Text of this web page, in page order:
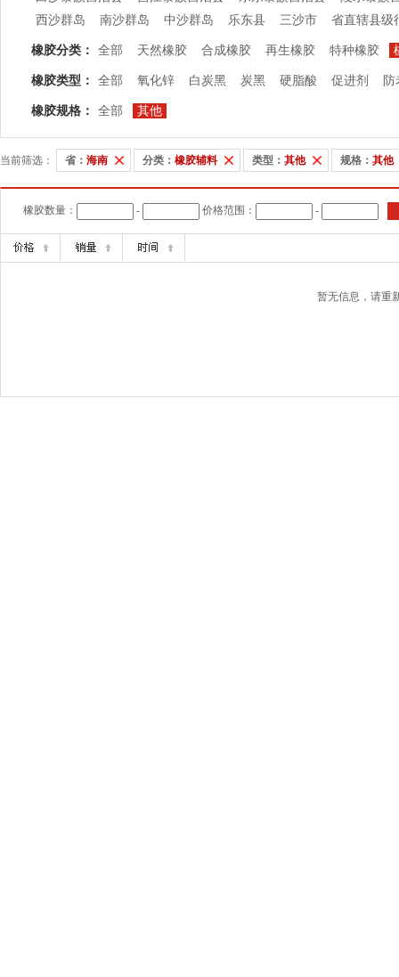
西沙群岛
南沙群岛 中沙群岛 乐东县 三沙市 省直辖县级
橡胶分类： 全部 天然橡胶 合成橡胶 再生橡胶 特种橡胶
橡胶类型： 全部 氧化锌 白炭黑 炭黑 硬脂酸 促进剂 防
橡胶规格： 全部 其他
当前筛选： 省： 海南 分类： 橡胶辅料 类型： 其他 规格： 其他
橡胶数量： - 价格范围： -
暂无信息，请重